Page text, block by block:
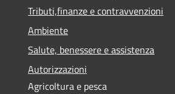
Tributi,finanze e contravvenzioni
Ambiente
Salute, benessere e assistenza
Autorizzazioni
Agricoltura e pesca